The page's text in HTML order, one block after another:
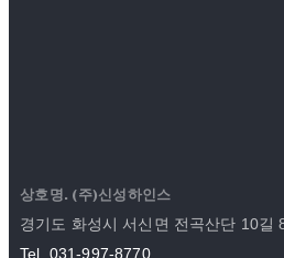
상호명. (주)신성하인스
경기도 화성시 서신면 전곡산단 10길
Tel. 031-997-8770